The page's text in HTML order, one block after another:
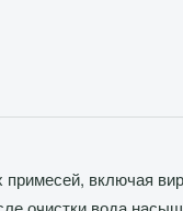
примесей, включая